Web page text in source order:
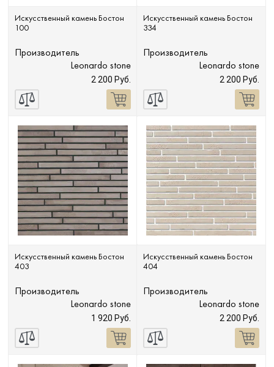
Искусственный камень Бостон
100
Производитель
Leonardo stone
2 200 Руб.
Искусственный камень Бостон
334
Производитель
Leonardo stone
2 200 Руб.
Искусственный камень Бостон
403
Производитель
Leonardo stone
1 920 Руб.
Искусственный камень Бостон
404
Производитель
Leonardo stone
2 200 Руб.